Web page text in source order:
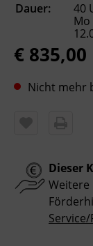
Leitung
BFI Tirol
Auweg 5
6112
Dauer:
40
Mo
€ 835,00
Nicht mehr
Dieser
Weitere